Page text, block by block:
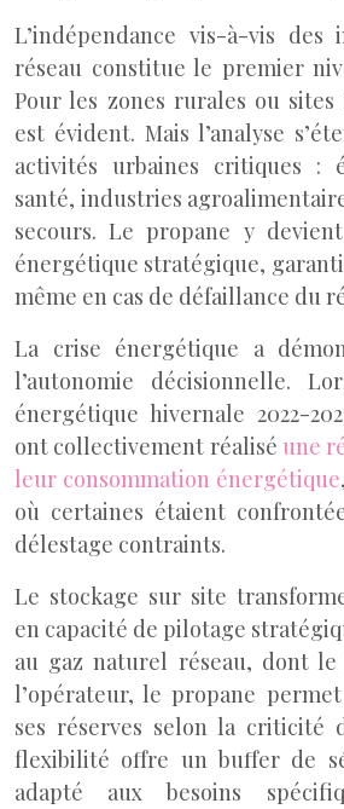
L’indépendance vis-à-vis des
réseau constitue le premier
Pour les zones rurales ou sites
est évident. Mais l’analyse
activités urbaines critiques :
santé, industries
secours. Le propane y
énergétique stratégique,
même en cas de défaillance du
La crise énergétique a
l’autonomie décisionnelle.
énergétique hivernale 2022-
ont collectivement réalisé une
leur consommation énergétique
où certaines étaient
délestage contraints.
Le stockage sur site
en capacité de pilotage
au gaz naturel réseau, dont
l’opérateur, le propane
ses réserves selon la criticité
flexibilité offre un buffer de
adapté aux besoins